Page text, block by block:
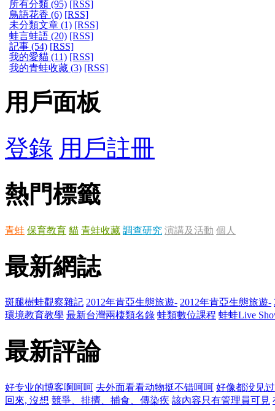
所有分類 (95) [RSS]
鳥語花香 (6) [RSS]
未分類文章 (1) [RSS]
蛙言蛙語 (20) [RSS]
記事 (54) [RSS]
我的愛貓 (11) [RSS]
我的青蛙收藏 (3) [RSS]
用戶面板
登錄 用戶註冊
熱門標籤
青蛙 保育教育 貓 青蛙收藏 調查研究 演講及活動 個人
最新網誌
斑腿樹蛙觀察雜記 2012年肯亞生態旅遊- 2012年肯亞生態旅遊-
環境教育教學 最新台灣兩棲類名錄 蛙類數位課程 蛙蛙Live
最新評論
好专业的博客啊呵呵 去外面看看动物挺不错呵呵 好像都没见
回來, 沒想 競爭、排擠、捕食、傳染疾 該內容只有管理員可見